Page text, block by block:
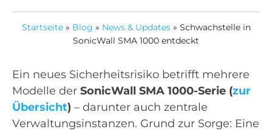
Startseite» Blog » News & Updates» Schwachstelle in
SonicWall SMA 1000 entdeckt
Ein neues Sicherheitsrisiko betrifft mehrere
Modelle der SonicWall SMA 1000-Serie (zur
Übersicht) – darunter auch zentrale
Verwaltungsinstanzen. Grund zur Sorge: Eine